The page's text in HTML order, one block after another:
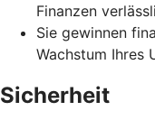
Finanzen
Sie gewinnen
Wachstum Ihres
Sicherheit